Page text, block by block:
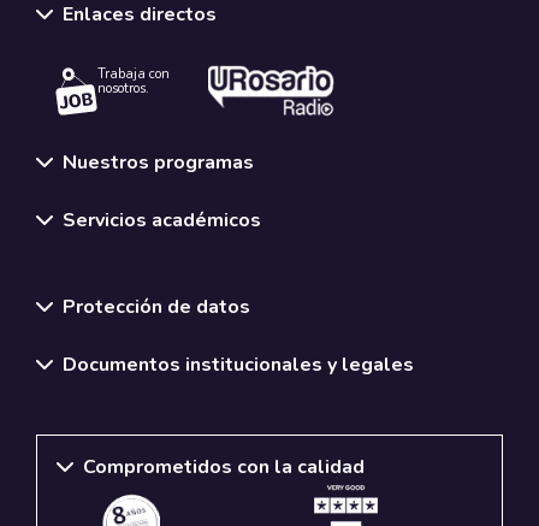
Enlaces directos
Trabaja con
nosotros.
Nuestros programas
Servicios académicos
Protección de datos
Documentos institucionales y legales
Comprometidos con la calidad